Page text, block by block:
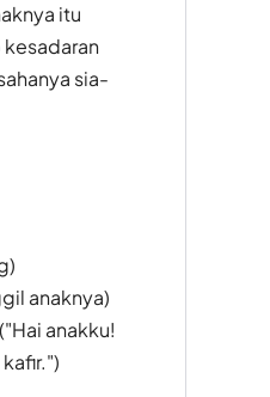
itu
sia-
anaknya)
anakku!